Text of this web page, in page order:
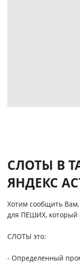
СЛОТЫ В
ЯНДЕКС
Хотим сообщить Вам,
для ПЕШИХ, который
СЛОТЫ это:
- Определенный